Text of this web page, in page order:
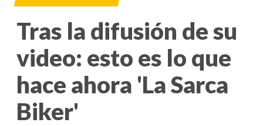
Tras la difusión de su
video: esto es lo que
hace ahora 'La Sarca
Biker'